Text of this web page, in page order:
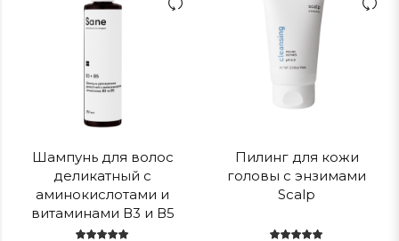
Шампунь для волос
деликатный с
аминокислотами и
витаминами В3 и В5
Sane
Пилинг для кожи
головы с энзимами
Scalp